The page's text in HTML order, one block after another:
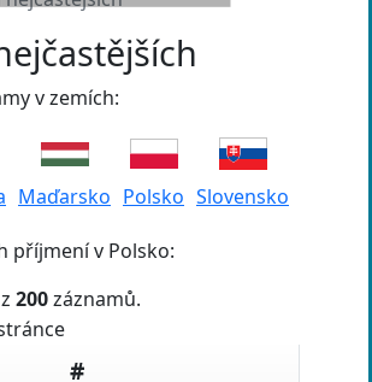
v zemích:
Maďarsko Polsko Slovensko
příjmení v Polsko:
z 200záznamů.
#